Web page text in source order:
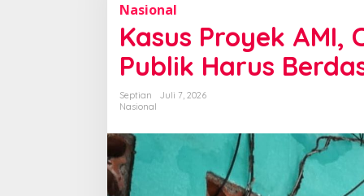
s
A
M
I
,
Nasional
Kasus Proyek AMI,
Publik Harus
Septian
Juli 7, 2026
Nasional